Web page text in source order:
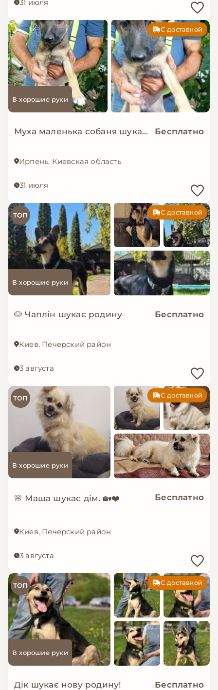
31 июля
С доставкой
В хорошие руки
Муха маленька собаня шукає дім Бесплатно
Ирпень, Киевская область
31 июля
ТОП С доставкой
В хорошие руки
🐶 Чаплін шукає родину Бесплатно
Киев, Печерский район
3 августа
ТОП С доставкой
В хорошие руки
🌸 Маша шукає дім. 🏡❤️ Бесплатно
Киев, Печерский район
3 августа
ТОП С доставкой
В хорошие руки
Дік шукає нову родину! Бесплатно